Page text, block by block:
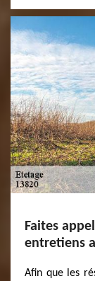
Faites
entretiens
Afin que les